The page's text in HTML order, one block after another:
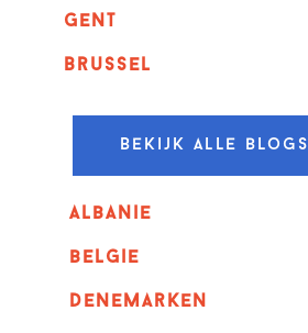
GENT
Brussel
Bekijk alle blogs
albanie
belgie
denemarken